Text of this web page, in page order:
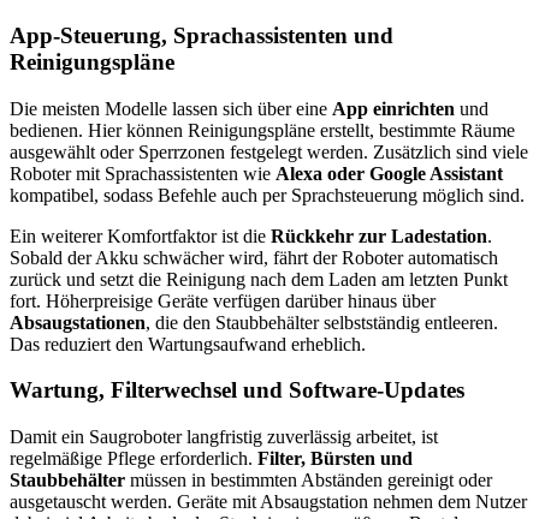
App-Steuerung, Sprachassistenten und
Reinigungspläne
Die meisten Modelle lassen sich über eine App einrichten und
bedienen. Hier können Reinigungspläne erstellt, bestimmte Räume
ausgewählt oder Sperrzonen festgelegt werden. Zusätzlich sind viele
Roboter mit Sprachassistenten wie Alexa oder Google Assistant
kompatibel, sodass Befehle auch per Sprachsteuerung möglich sind.
Ein weiterer Komfortfaktor ist die Rückkehr zur Ladestation.
Sobald der Akku schwächer wird, fährt der Roboter automatisch
zurück und setzt die Reinigung nach dem Laden am letzten Punkt
fort. Höherpreisige Geräte verfügen darüber hinaus über
Absaugstationen, die den Staubbehälter selbstständig entleeren.
Das reduziert den Wartungsaufwand erheblich.
Wartung, Filterwechsel und Software-Updates
Damit ein Saugroboter langfristig zuverlässig arbeitet, ist
regelmäßige Pflege erforderlich. Filter, Bürsten und
Staubbehälter müssen in bestimmten Abständen gereinigt oder
ausgetauscht werden. Geräte mit Absaugstation nehmen dem Nutzer